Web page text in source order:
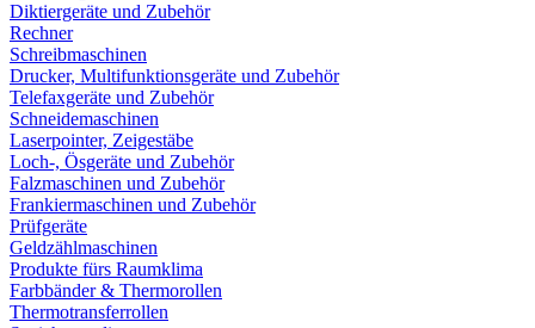
Diktiergeräte und Zubehör
Rechner
Schreibmaschinen
Drucker, Multifunktionsgeräte und Zubehör
Telefaxgeräte und Zubehör
Schneidemaschinen
Laserpointer, Zeigestäbe
Loch-, Ösgeräte und Zubehör
Falzmaschinen und Zubehör
Frankiermaschinen und Zubehör
Prüfgeräte
Geldzählmaschinen
Produkte fürs Raumklima
Farbbänder & Thermorollen
Thermotransferrollen